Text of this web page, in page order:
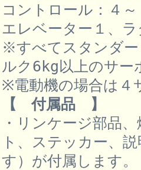
コントロール：４
エレベーター１、
※すべてスタンダ
ルク6kg以上のサー
※電動機の場合は４
【 付属品 】
・リンケージ部品
ト、ステッカー、
す）が付属します